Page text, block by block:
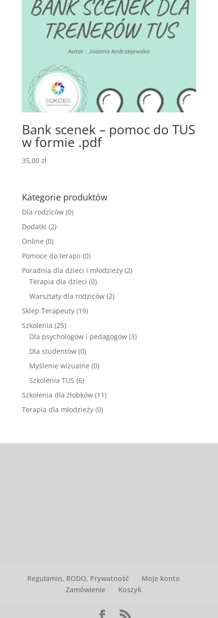
Bank scenek – pomoc do TUS
w formie .pdf
35,00 zł
Kategorie produktów
Dla rodziców (0)
Dodatki (2)
Online (0)
Pomoce do terapii (0)
Poradnia dla dzieci i młodzieży (2)
Terapia dla dzieci (0)
Warsztaty dla rodziców (2)
Sklep Terapeuty (19)
Szkolenia (25)
Dla psychologów i pedagogów (3)
Dla studentów (0)
Myślenie wizualne (0)
Szkolenia TUS (6)
Szkolenia dla żłobków (11)
Terapia dla młodzieży (0)
Regulamin, RODO, Prywatność
Moje konto
Zamówienie
Koszyk